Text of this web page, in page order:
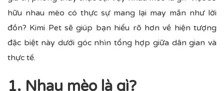
hữu nhau mèo có thực sự mang lại may mắn như lời
đồn? Kimi Pet sẽ giúp bạn hiểu rõ hơn về hiện tượng
đặc biệt này dưới góc nhìn tổng hợp giữa dân gian và
thực tế.
1. Nhau mèo là gì?